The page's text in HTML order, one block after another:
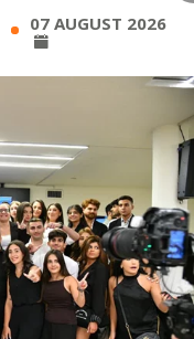
07 AUGUST 2026